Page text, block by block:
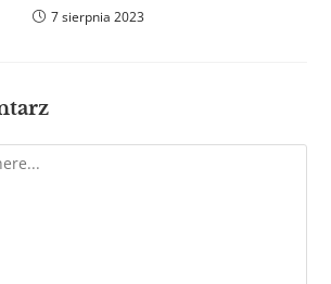
7 sierpnia 2023